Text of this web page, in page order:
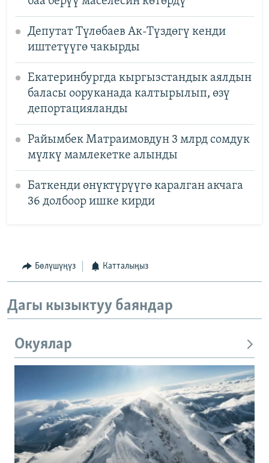
Депутат Түлөбаев Ак-Түздөгү кенди
иштетүүгө чакырды
Екатеринбургда кыргызстандык аялдын
баласы ооруканада калтырылып, өзү
депортацияланды
Райымбек Матраимовдун 3 млрд сомдук
мүлкү мамлекетке алынды
Баткенди өнүктүрүүгө каралган акчага
36 долбоор ишке кирди
Бөлүшүңүз Катталыңыз
Дагы кызыктуу баяндар
Окуялар